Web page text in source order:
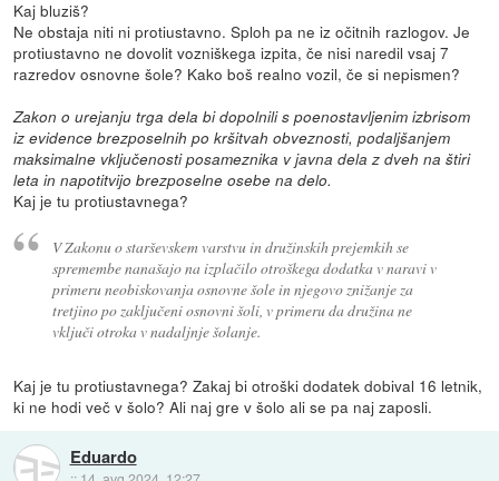
Kaj bluziš?
Ne obstaja niti ni protiustavno. Sploh pa ne iz očitnih razlogov. Je
protiustavno ne dovolit vozniškega izpita, če nisi naredil vsaj 7
razredov osnovne šole? Kako boš realno vozil, če si nepismen?
Zakon o urejanju trga dela bi dopolnili s poenostavljenim izbrisom
iz evidence brezposelnih po kršitvah obveznosti, podaljšanjem
maksimalne vključenosti posameznika v javna dela z dveh na štiri
leta in napotitvijo brezposelne osebe na delo.
Kaj je tu protiustavnega?
V Zakonu o starševskem varstvu in družinskih prejemkih se
spremembe nanašajo na izplačilo otroškega dodatka v naravi v
primeru neobiskovanja osnovne šole in njegovo znižanje za
tretjino po zaključeni osnovni šoli, v primeru da družina ne
vključi otroka v nadaljnje šolanje.
Kaj je tu protiustavnega? Zakaj bi otroški dodatek dobival 16 letnik,
ki ne hodi več v šolo? Ali naj gre v šolo ali se pa naj zaposli.
Eduardo